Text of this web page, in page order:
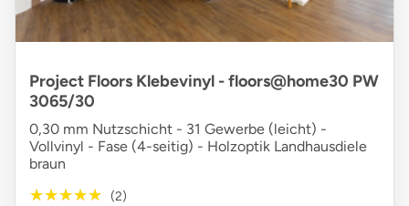
Project Floors Klebevinyl - floors@home30 PW
3065/30
0,30 mm Nutzschicht - 31 Gewerbe (leicht) -
Vollvinyl - Fase (4-seitig) - Holzoptik Landhausdiele
braun
★★★★★
★★★★★ (2)